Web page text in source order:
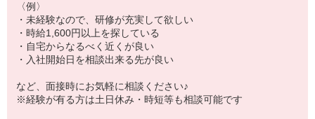
〈例〉
・未経験なので、研修が充実して欲しい
・時給1,600円以上を探している
・自宅からなるべく近くが良い
・入社開始日を相談出来る先が良い
など、面接時にお気軽に相談ください♪
※経験が有る方は土日休み・時短等も相談可能です